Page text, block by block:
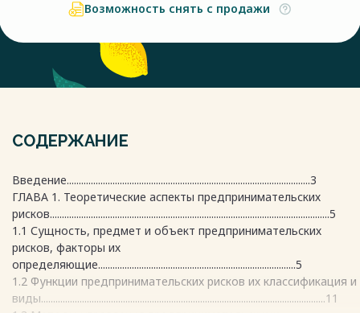
Возможность снять с продажи
СОДЕРЖАНИЕ
Введение.....................................................................................................3
ГЛАВА 1. Теоретические аспекты предпринимательских
рисков....................................................................................................................5
1.1 Сущность, предмет и объект предпринимательских
рисков, факторы их
определяющие..................................................................................5
1.2 Функции предпринимательских рисков их классификация и
виды......................................................................................................................11